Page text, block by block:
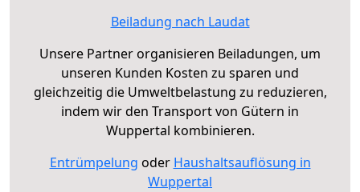
Beiladung nach Laudat
Unsere Partner organisieren Beiladungen, um
unseren Kunden Kosten zu sparen und
gleichzeitig die Umweltbelastung zu reduzieren,
indem wir den Transport von Gütern in
Wuppertal kombinieren.
Entrümpelung oder Haushaltsauflösung in
Wuppertal